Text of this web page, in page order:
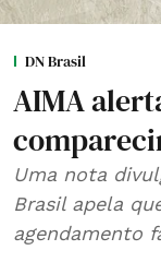
DN Brasil
AIMA
Uma nota
Brasil apela
agendamento